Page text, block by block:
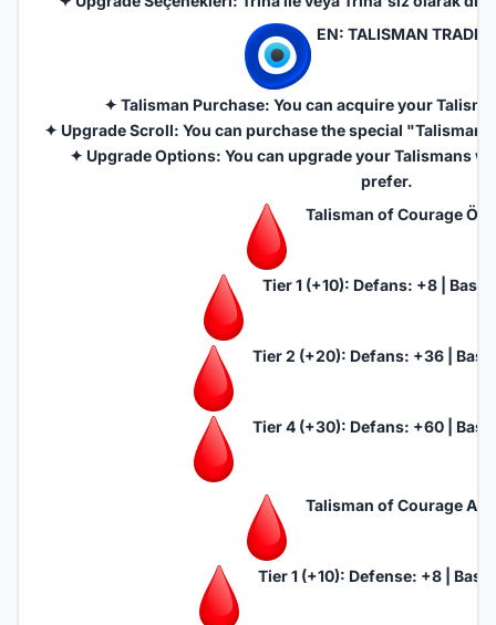
EN: TALISMAN
✦ Talisman Purchase: You can acquire your
✦ Upgrade Scroll: You can purchase the special "Talisman
✦ Upgrade Options: You can upgrade your Talismans
prefer.
Talisman of Courage
Tier 1 (+10): Defans: +8 |
Tier 2 (+20): Defans: +36 |
Tier 4 (+30): Defans: +60 |
Talisman of Courage
Tier 1 (+10): Defense: +8 |